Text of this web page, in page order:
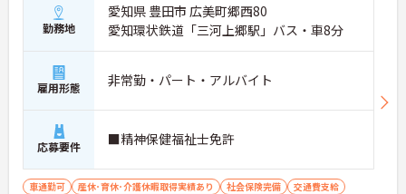
勤務地
愛知県 豊田市 広美町郷西80
愛知環状鉄道「三河上郷駅」バス・車8分
雇用形態 非常勤・パート・アルバイト
応募要件 ■精神保健福祉士免許
車通勤可 産休･育休･介護休暇取得実績あり 社会保険完備
交通費支給